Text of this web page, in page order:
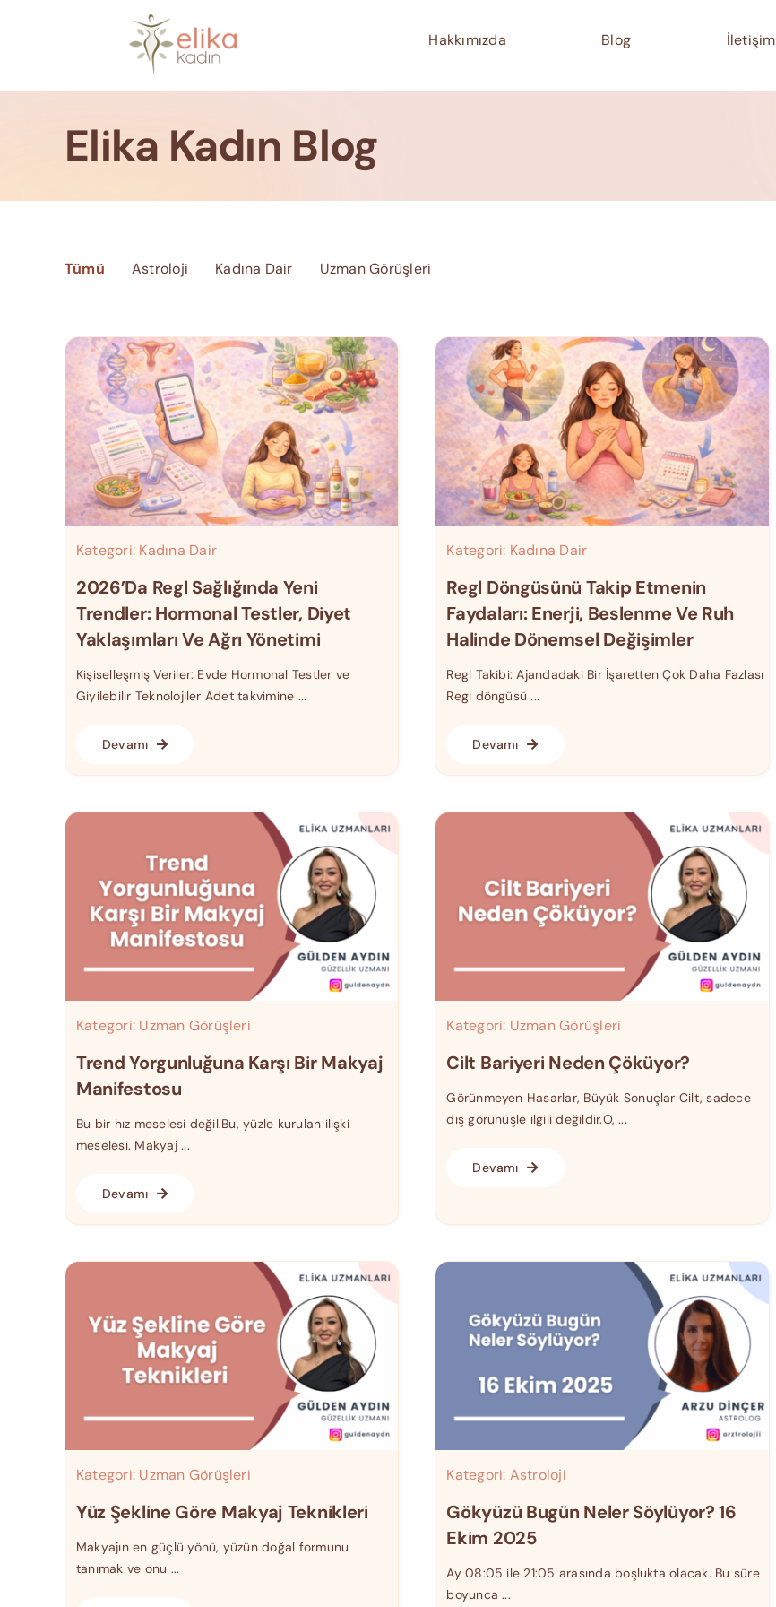
Hakkımızda Blog İletişim
Elika Kadın Blog
Tümü Astroloji Kadına Dair Uzman Görüşleri
Kategori: Kadına Dair
2026’da Regl Sağlığında Yeni
Trendler: Hormonal Testler, Diyet
Yaklaşımları Ve Ağrı Yönetimi
Kişiselleşmiş Veriler: Evde Hormonal Testler ve
Giyilebilir Teknolojiler Adet takvimine ...
Devamı
Kategori: Kadına Dair
Regl Döngüsünü Takip Etmenin
Faydaları: Enerji, Beslenme Ve Ruh
Halinde Dönemsel Değişimler
Regl Takibi: Ajandadaki Bir İşaretten Çok Daha Fazlası
Regl döngüsü ...
Devamı
Kategori: Uzman Görüşleri
Trend Yorgunluğuna Karşı Bir Makyaj
Manifestosu
Bu bir hız meselesi değil.Bu, yüzle kurulan ilişki
meselesi. Makyaj ...
Devamı
Kategori: Uzman Görüşleri
Cilt Bariyeri Neden Çöküyor?
Görünmeyen Hasarlar, Büyük Sonuçlar Cilt, sadece
dış görünüşle ilgili değildir.O, ...
Devamı
Kategori: Uzman Görüşleri
Yüz Şekline Göre Makyaj Teknikleri
Makyajın en güçlü yönü, yüzün doğal formunu
tanımak ve onu ...
Kategori: Astroloji
Gökyüzü Bugün Neler Söylüyor? 16
Ekim 2025
Ay 08:05 ile 21:05 arasında boşlukta olacak. Bu süre
boyunca ...